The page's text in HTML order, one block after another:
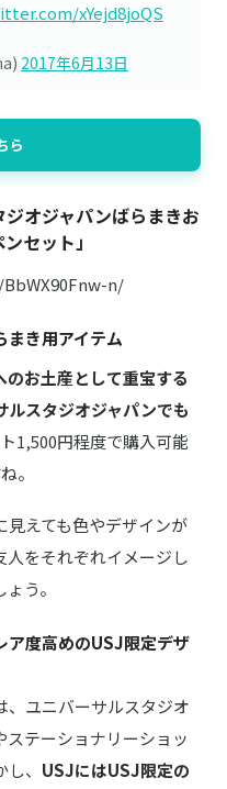
xYejd8joQS
2017年6月13日
ら
オジャパンばらまきお
セット」
n/
まき用アイテム
お土産として重宝する
スタジオジャパンでも
1,500円程度で購入可能
。
えても色やデザインが
をそれぞれイメージし
う。
ア度高めのUSJ限定デザ
、ユニバーサルスタジオ
テーショナリーショッ
、 USJにはUSJ限定の